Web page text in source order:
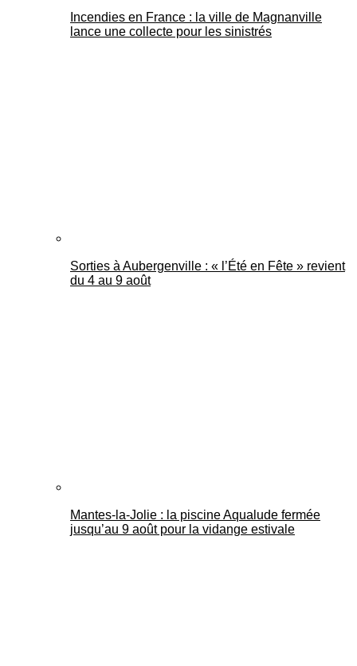
Incendies en France : la ville de Magnanville
lance une collecte pour les sinistrés
Sorties à Aubergenville : « l’Été en Fête » revient
du 4 au 9 août
Mantes-la-Jolie : la piscine Aqualude fermée
jusqu’au 9 août pour la vidange estivale